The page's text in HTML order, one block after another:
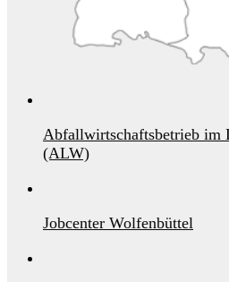
Abfallwirtschaftsbetrieb im
(ALW)
Jobcenter Wolfenbüttel